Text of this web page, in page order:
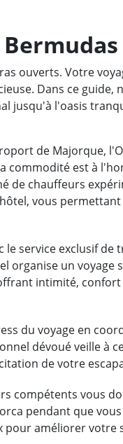
ouverts. Votre
Dans ce guide,
jusqu'à l'oasis
de Majorque,
commodité est à
de chauffeurs
vous
le service exclusif de
organise un voyage
intimité,
du voyage en
dévoué veille à
de votre
compétents vous
pendant que
pour améliorer votre